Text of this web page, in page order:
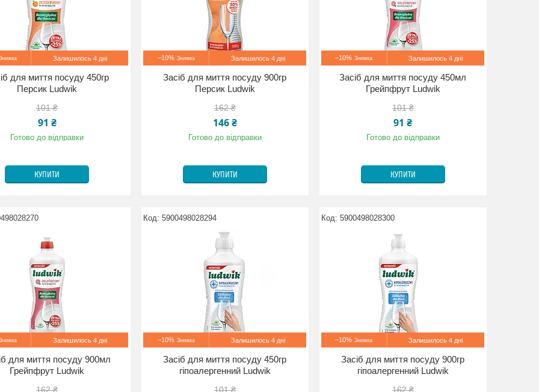
Залишилось 4 дні
для миття посуду 450гр
Персик Ludwik
101 ₴
91 ₴
Готово до відправки
КУПИТИ
–10% Залишилось 4 дні
Засіб для миття посуду 900гр
Персик Ludwik
162 ₴
146 ₴
Готово до відправки
КУПИТИ
–10% Залишилось 4 дні
Засіб для миття посуду 450мл
Грейпфрут Ludwik
101 ₴
91 ₴
Готово до відправки
КУПИТИ
Залишилось 4 дні
для миття посуду 900мл
Грейпфрут Ludwik
162 ₴
5900498028294
–10% Залишилось 4 дні
Засіб для миття посуду 450гр
гіпоалергенний Ludwik
101 ₴
5900498028300
–10% Залишилось 4 дні
Засіб для миття посуду 900гр
гіпоалергенний Ludwik
162 ₴